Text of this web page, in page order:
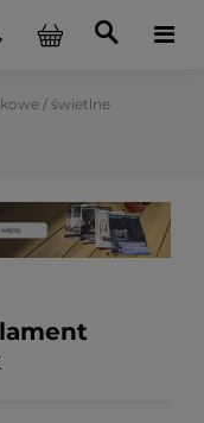
/ świetlne